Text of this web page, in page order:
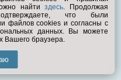
найтиздесь. Продолжая
что были
файлов cookies и согласны с
данных. Вы можете
Вашего браузера.